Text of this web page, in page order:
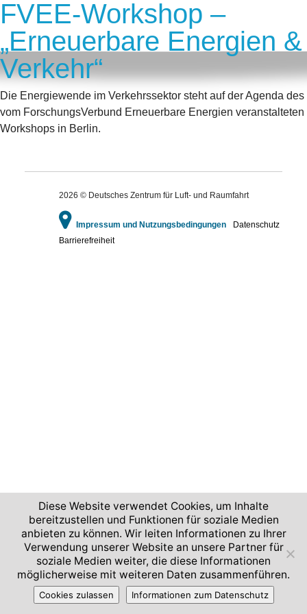
FVEE-Workshop –
„Erneuerbare Energien &
Verkehr“
Die Energiewende im Verkehrssektor steht auf der Agenda des
vom ForschungsVerbund Erneuerbare Energien veranstalteten
Workshops in Berlin.
2026 © Deutsches Zentrum für Luft- und Raumfahrt
Impressum und Nutzungsbedingungen
Datenschutz
Barrierefreiheit
Diese Website verwendet Cookies, um Inhalte
bereitzustellen und Funktionen für soziale Medien
anbieten zu können. Wir leiten Informationen zu Ihrer
Verwendung unserer Website an unsere Partner für
soziale Medien weiter, die diese Informationen
möglicherweise mit weiteren Daten zusammenführen.
Cookies zulassen Informationen zum Datenschutz